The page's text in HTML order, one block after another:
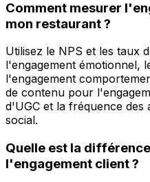
Comment mesurer
mon restaurant ?
Utilisez le NPS et les taux
l'engagement émotionnel,
l'engagement
de contenu pour
d'UGC et la fréquence des
social.
Quelle est la
l'engagement client ?